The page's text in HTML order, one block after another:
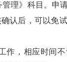
理》科目。申
认后，可以免
作，相应时间